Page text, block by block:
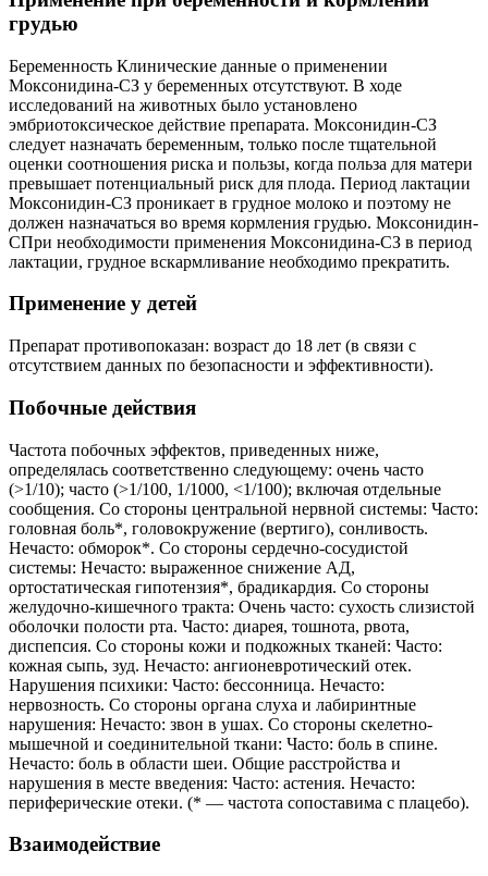
грудью
Беременность Клинические данные о применении
Моксонидина-СЗ у беременных отсутствуют. В ходе
исследований на животных было установлено
эмбриотоксическое действие препарата. Моксонидин-СЗ
следует назначать беременным, только после тщательной
оценки соотношения риска и пользы, когда польза для матери
превышает потенциальный риск для плода. Период лактации
Моксонидин-СЗ проникает в грудное молоко и поэтому не
должен назначаться во время кормления грудью. Моксонидин-
СПри необходимости применения Моксонидина-СЗ в период
лактации, грудное вскармливание необходимо прекратить.
Применение у детей
Препарат противопоказан: возраст до 18 лет (в связи с
отсутствием данных по безопасности и эффективности).
Побочные действия
Частота побочных эффектов, приведенных ниже,
определялась соответственно следующему: очень часто
(>1/10); часто (>1/100, 1/1000, <1/100); включая отдельные
сообщения. Со стороны центральной нервной системы: Часто:
головная боль*, головокружение (вертиго), сонливость.
Нечасто: обморок*. Со стороны сердечно-сосудистой
системы: Нечасто: выраженное снижение АД,
ортостатическая гипотензия*, брадикардия. Со стороны
желудочно-кишечного тракта: Очень часто: сухость слизистой
оболочки полости рта. Часто: диарея, тошнота, рвота,
диспепсия. Со стороны кожи и подкожных тканей: Часто:
кожная сыпь, зуд. Нечасто: ангионевротический отек.
Нарушения психики: Часто: бессонница. Нечасто:
нервозность. Со стороны органа слуха и лабиринтные
нарушения: Нечасто: звон в ушах. Со стороны скелетно-
мышечной и соединительной ткани: Часто: боль в спине.
Нечасто: боль в области шеи. Общие расстройства и
нарушения в месте введения: Часто: астения. Нечасто:
периферические отеки. (* — частота сопоставима с плацебо).
Взаимодействие